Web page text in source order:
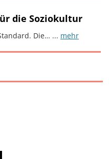
die Soziokultur
Die… ... mehr